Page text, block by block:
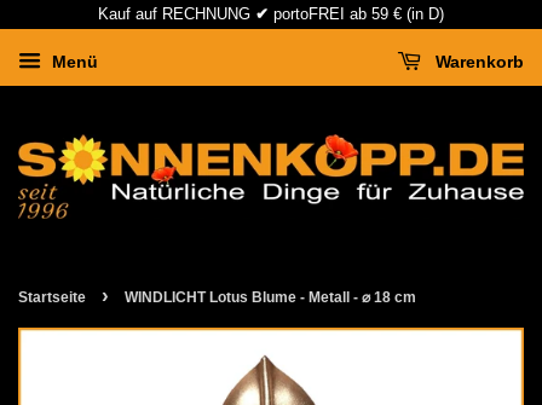
Kauf auf RECHNUNG ✔ portoFREI ab 59 € (in D)
Menü Warenkorb
Startseite › WINDLICHT Lotus Blume - Metall - ⌀ 18 cm